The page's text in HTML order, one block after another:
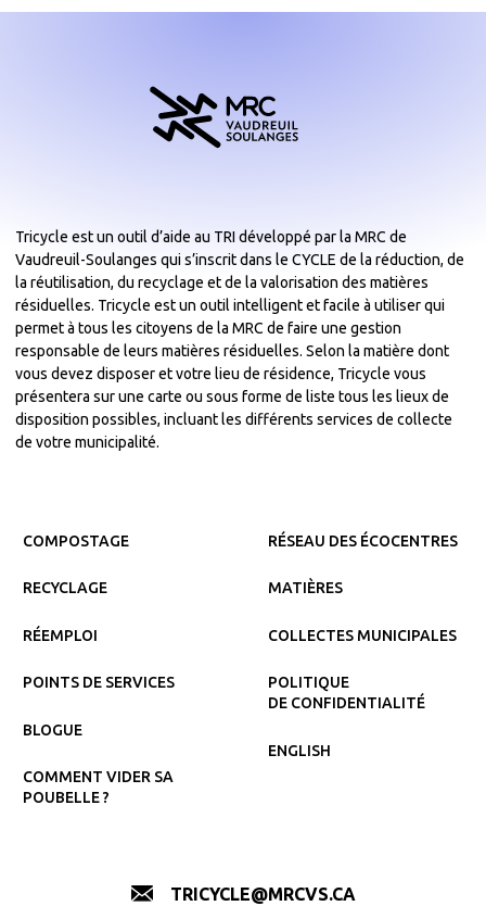
Tricycle est un outil d’aide au TRI développé par la MRC de
Vaudreuil-Soulanges qui s’inscrit dans le CYCLE de la réduction, de
la réutilisation, du recyclage et de la valorisation des matières
résiduelles. Tricycle est un outil intelligent et facile à utiliser qui
permet à tous les citoyens de la MRC de faire une gestion
responsable de leurs matières résiduelles. Selon la matière dont
vous devez disposer et votre lieu de résidence, Tricycle vous
présentera sur une carte ou sous forme de liste tous les lieux de
disposition possibles, incluant les différents services de collecte
de votre municipalité.
COMPOSTAGE
RECYCLAGE
RÉEMPLOI
POINTS DE SERVICES
BLOGUE
COMMENT VIDER SA
POUBELLE ?
RÉSEAU DES ÉCOCENTRES
MATIÈRES
COLLECTES MUNICIPALES
POLITIQUE
DE CONFIDENTIALITÉ
ENGLISH
TRICYCLE@MRCVS.CA